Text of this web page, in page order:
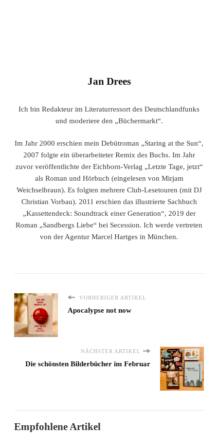
Jan Drees
Ich bin Redakteur im Literaturressort des Deutschlandfunks
und moderiere den „Büchermarkt“.
Im Jahr 2000 erschien mein Debütroman „Staring at the Sun“,
2007 folgte ein überarbeiteter Remix des Buchs. Im Jahr
zuvor veröffentlichte der Eichborn-Verlag „Letzte Tage, jetzt“
als Roman und Hörbuch (eingelesen von Mirjam
Weichselbraun). Es folgten mehrere Club-Lesetouren (mit DJ
Christian Vorbau). 2011 erschien das illustrierte Sachbuch
„Kassettendeck: Soundtrack einer Generation“, 2019 der
Roman „Sandbergs Liebe“ bei Secession. Ich werde vertreten
von der Agentur Marcel Hartges in München.
VORHERIGER ARTIKEL
Apocalypse not now
NÄCHSTER ARTIKEL
Die schönsten Bilderbücher im Februar
Empfohlene Artikel